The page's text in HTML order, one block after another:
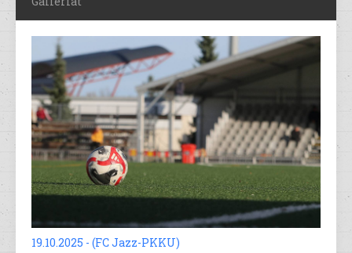
19.10.2025 - (FC Jazz-PKKU)